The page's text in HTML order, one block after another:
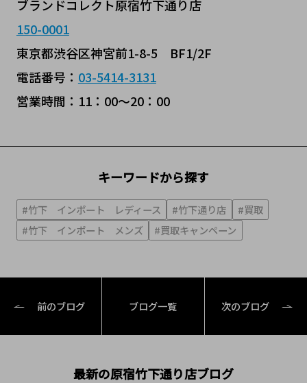
ブランドコレクト原宿竹下通り店
150-0001
東京都渋谷区神宮前1-8-5 BF1/2F
電話番号： 03-5414-3131
営業時間：11：00～20：00
キーワードから探す
#竹下 インポート レディース #竹下通り店
#買取
#竹下 インポート メンズ
#買取キャンペーン
前のブログ ブログ一覧 次のブログ
最新の原宿竹下通り店ブログ